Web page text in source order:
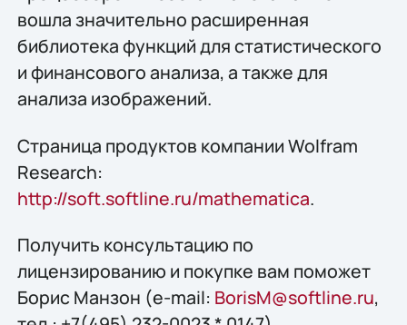
вошла значительно расширенная
библиотека функций для статистического
и финансового анализа, а также для
анализа изображений.
Страница продуктов компании Wolfram
Research:
http://soft.softline.ru/mathematica.
Получить конcультацию по
лицензированию и покупке вам поможет
Борис Манзон (e-mail: BorisM@softline.ru,